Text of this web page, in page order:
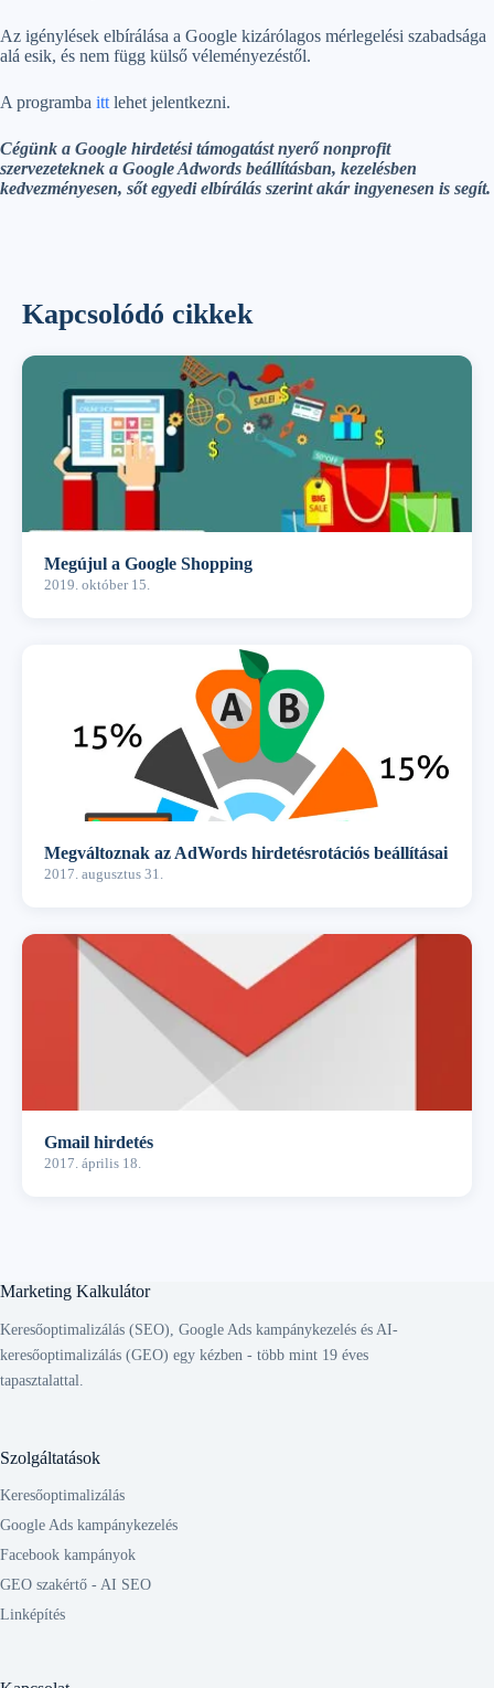
Az igénylések elbírálása a Google kizárólagos mérlegelési szabadsága
alá esik, és nem függ külső véleményezéstől.
A programba itt lehet jelentkezni.
Cégünk a Google hirdetési támogatást nyerő nonprofit
szervezeteknek a Google Adwords beállításban, kezelésben
kedvezményesen, sőt egyedi elbírálás szerint akár ingyenesen is segít.
Kapcsolódó cikkek
Megújul a Google Shopping
2019. október 15.
Megváltoznak az AdWords hirdetésrotációs beállításai
2017. augusztus 31.
Gmail hirdetés
2017. április 18.
Marketing Kalkulátor
Keresőoptimalizálás (SEO), Google Ads kampánykezelés és AI-
keresőoptimalizálás (GEO) egy kézben - több mint 19 éves
tapasztalattal.
Szolgáltatások
Keresőoptimalizálás
Google Ads kampánykezelés
Facebook kampányok
GEO szakértő - AI SEO
Linképítés